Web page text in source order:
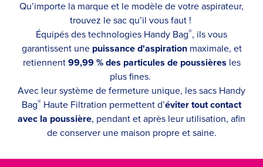
Qu’importe la marque et le modèle de votre aspirateur,
trouvez le sac qu’il vous faut !
Équipés des technologies Handy Bag®, ils vous
garantissent une puissance d'aspirationmaximale, et
retiennent 99,99 % des particules de poussières les
plus fines.
Avec leur système de fermeture unique, les sacs Handy
Bag® Haute Filtration permettent d’éviter tout contact
avec la poussière, pendant et après leur utilisation, afin
de conserver une maison propre et saine.